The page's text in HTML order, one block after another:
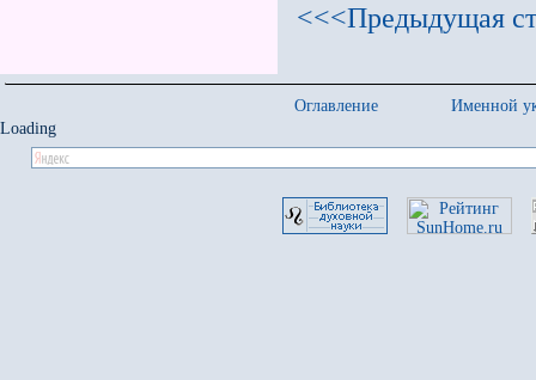
<<<Предыдущая
Оглавление
Именной
Loading